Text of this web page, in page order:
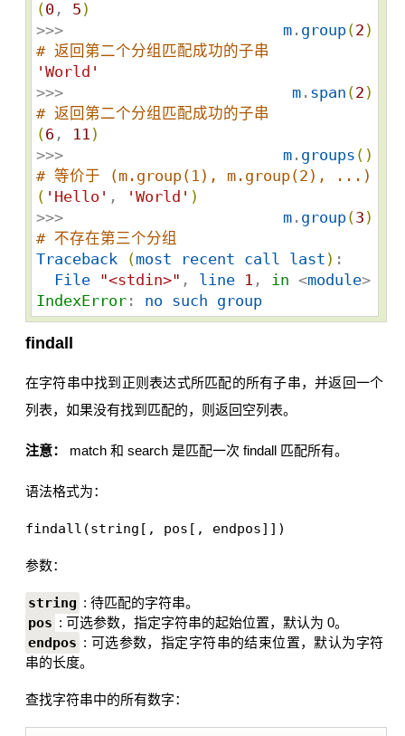
(0 , 5 )
>>> m. group(2 )
# 返回第二个分组匹配成功的子串
' World '
>>> m. span (2 )
# 返回第二个分组匹配成功的子串
(6 , 11 )
>>> m. groups ( )
# 等价于 (m.group(1), m.group(2), ...)
( ' Hello ' , ' World ' )
>>> m. group(3 )
# 不存在第三个分组
Traceback
(most recent call last ) :
File
"<stdin>" , line 1 , in <module
IndexError : no such group
findall
在字符串中找到正则表达式所匹配的所有子串，并返回一个
列表，如果没有找到匹配的，则返回空列表。
注意： match 和 search 是匹配一次 findall 匹配所有。
语法格式为：
findall(string[, pos[, endpos]])
参数：
string : 待匹配的字符串。
pos : 可选参数，指定字符串的起始位置，默认为 0。
endpos : 可选参数，指定字符串的结束位置，默认为字符
串的长度。
查找字符串中的所有数字：